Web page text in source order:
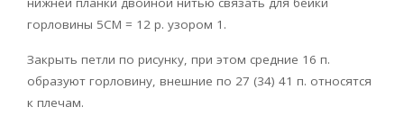
горловины 5CM = 12 р. узором 1.
Закрыть петли по рисунку, при этом средние 16 п.
образуют горловину, внешние по 27 (34) 41 п. относятся
к плечам.